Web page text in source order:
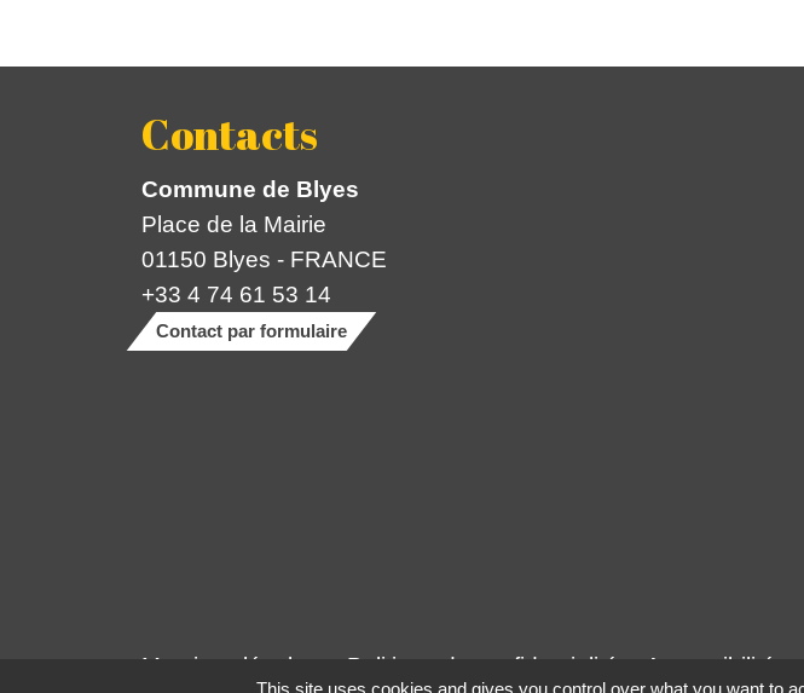
Contacts
Commune de Blyes
Place de la Mairie
01150 Blyes - FRANCE
+33 4 74 61 53 14
Contact par formulaire
Mentions légales Politique de confidentialité Accessibilité
This site uses cookies and gives you control over what you want to